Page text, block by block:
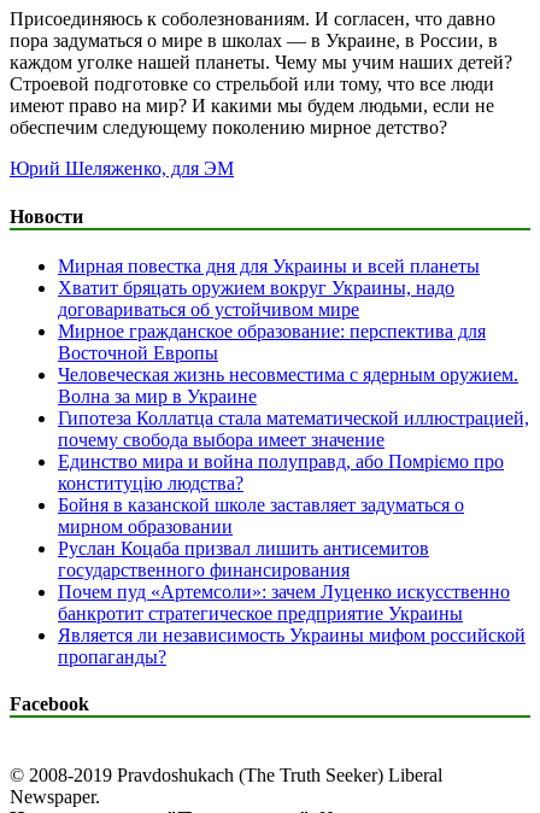
Присоединяюсь к соболезнованиям. И согласен, что давно
пора задуматься о мире в школах — в Украине, в России, в
каждом уголке нашей планеты. Чему мы учим наших детей?
Строевой подготовке со стрельбой или тому, что все люди
имеют право на мир? И какими мы будем людьми, если не
обеспечим следующему поколению мирное детство?
Юрий Шеляженко, для ЭМ
Новости
Мирная повестка дня для Украины и всей планеты
Хватит бряцать оружием вокруг Украины, надо
договариваться об устойчивом мире
Мирное гражданское образование: перспектива для
Восточной Европы
Человеческая жизнь несовместима с ядерным оружием.
Волна за мир в Украине
Гипотеза Коллатца стала математической иллюстрацией,
почему свобода выбора имеет значение
Единство мира и война полуправд, або Помріємо про
конституцію людства?
Бойня в казанской школе заставляет задуматься о
мирном образовании
Руслан Коцаба призвал лишить антисемитов
государственного финансирования
Почем пуд «Артемсоли»: зачем Луценко искусственно
банкротит стратегическое предприятие Украины
Является ли независимость Украины мифом российской
пропаганды?
Facebook
© 2008-2019 Pravdoshukach (The Truth Seeker) Liberal
Newspaper.